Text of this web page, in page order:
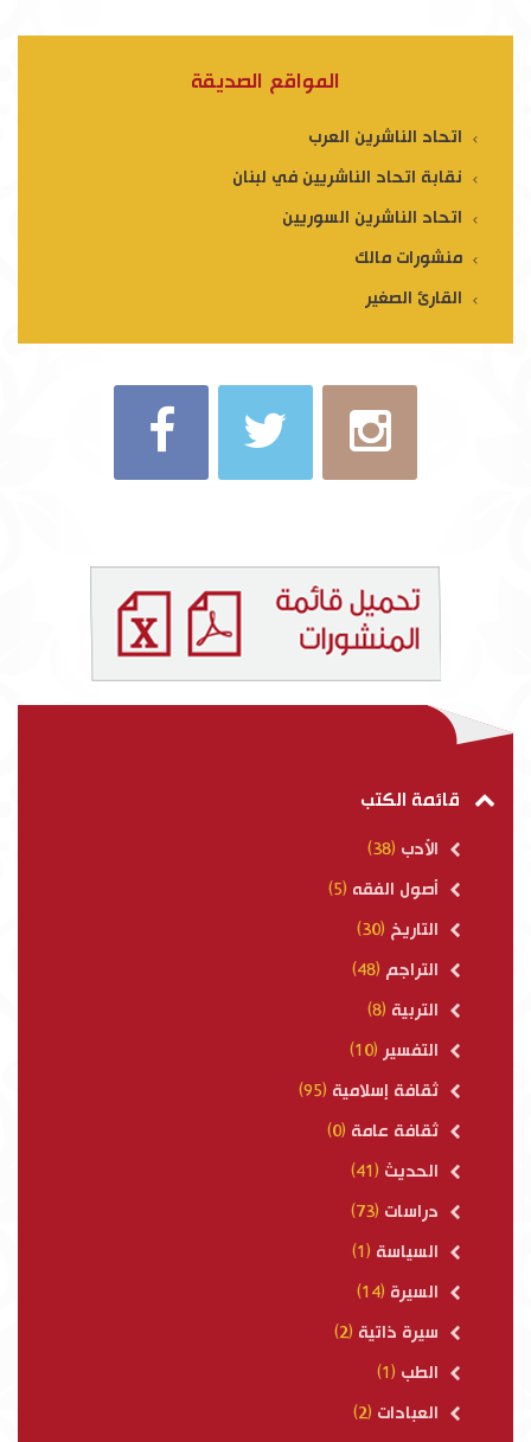
المواقع الصديقة
اتحاد الناشرين العرب
نقابة اتحاد الناشريين في لبنان
اتحاد الناشرين السوريين
منشورات مالك
القارئ الصغير
قائمة الكتب
الأدب (38)
أصول الفقه (5)
التاريخ (30)
التراجم (48)
التربية (8)
التفسير (10)
ثقافة إسلامية (95)
ثقافة عامة (0)
الحديث (41)
دراسات (73)
السياسة (1)
السيرة (14)
سيرة ذاتية (2)
الطب (1)
العبادات (2)